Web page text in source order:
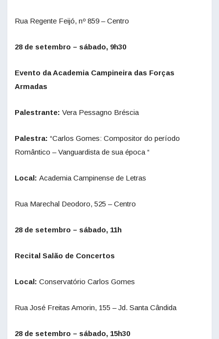
Rua Regente Feijó, nº 859 – Centro
28 de setembro – sábado, 9h30
Evento da Academia Campineira das Forças
Armadas
Palestrante: Vera Pessagno Bréscia
Palestra: “Carlos Gomes: Compositor do período
Romântico – Vanguardista de sua época “
Local: Academia Campinense de Letras
Rua Marechal Deodoro, 525 – Centro
28 de setembro – sábado, 11h
Recital Salão de Concertos
Local: Conservatório Carlos Gomes
Rua José Freitas Amorin, 155 – Jd. Santa Cândida
28 de setembro – sábado, 15h30